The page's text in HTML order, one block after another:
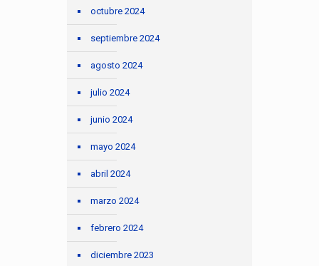
octubre 2024
septiembre 2024
agosto 2024
julio 2024
junio 2024
mayo 2024
abril 2024
marzo 2024
febrero 2024
diciembre 2023